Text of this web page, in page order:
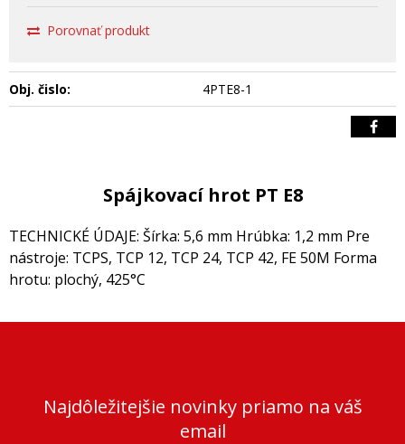
Porovnať produkt
Obj. čislo: 4PTE8-1
Spájkovací hrot PT E8
TECHNICKÉ ÚDAJE: Šírka: 5,6 mm Hrúbka: 1,2 mm Pre
nástroje: TCPS, TCP 12, TCP 24, TCP 42, FE 50M Forma
hrotu: plochý, 425°C
Najdôležitejšie novinky priamo na váš
email